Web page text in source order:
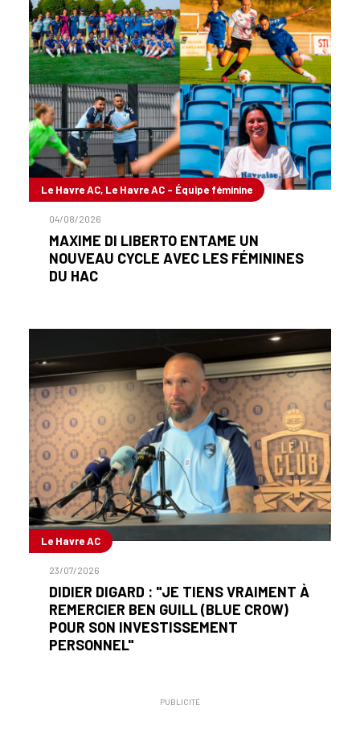
Le Havre AC, Le Havre AC - Équipe féminine
04/08/2026
MAXIME DI LIBERTO ENTAME UN
NOUVEAU CYCLE AVEC LES FÉMININES
DU HAC
Le Havre AC
23/07/2026
DIDIER DIGARD : "JE TIENS VRAIMENT À
REMERCIER BEN GUILL (BLUE CROW)
POUR SON INVESTISSEMENT
PERSONNEL"
PUBLICITÉ